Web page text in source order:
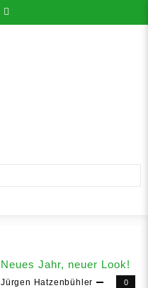
Neues Jahr, neuer Look!
Jürgen Hatzenbühler
0